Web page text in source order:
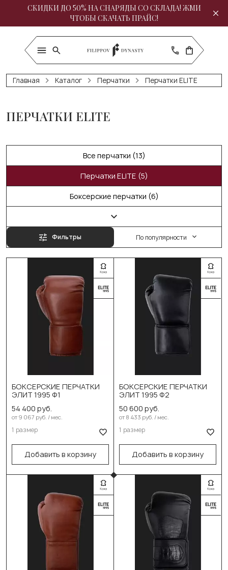
СКИДКИ ДО 50% НА СНАРЯДЫ СО СКЛАДА! ЖМИ
ЧТОБЫ СКАЧАТЬ ПРАЙС!
Главная Каталог Перчатки Перчатки ELITE
ПЕРЧАТКИ ELITE
Все перчатки (13)
Перчатки ELITE (5)
Боксерские перчатки (6)
Фильтры По популярности
БОКСЕРСКИЕ ПЕРЧАТКИ
ЭЛИТ 1995 Ф1
54 400 руб.
от 9 067 руб. / мес.
1 размер
Добавить в корзину
Выберите размер:
14 oz
БОКСЕРСКИЕ ПЕРЧАТКИ
ЭЛИТ 1995 Ф2
50 600 руб.
от 8 433 руб. / мес.
1 размер
Добавить в корзину
Выберите размер:
14 oz